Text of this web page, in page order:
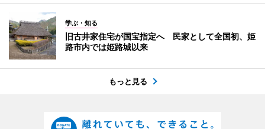
学ぶ・知る
旧古井家住宅が国宝指定へ 民家として全国初、姫
路市内では姫路城以来
もっと見る